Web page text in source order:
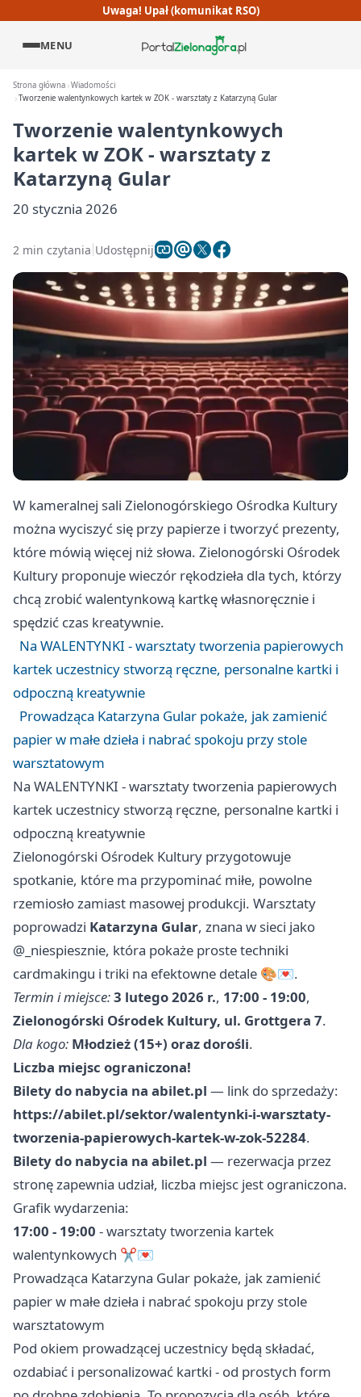
Uwaga! Upał (komunikat RSO)
MENU
Strona główna Wiadomości
Tworzenie walentynkowych kartek w ZOK - warsztaty z Katarzyną Gular
Tworzenie walentynkowych
kartek w ZOK - warsztaty z
Katarzyną Gular
20 stycznia 2026
2 min czytania Udostępnij
W kameralnej sali Zielonogórskiego Ośrodka Kultury
można wyciszyć się przy papierze i tworzyć prezenty,
które mówią więcej niż słowa. Zielonogórski Ośrodek
Kultury proponuje wieczór rękodzieła dla tych, którzy
chcą zrobić walentynkową kartkę własnoręcznie i
spędzić czas kreatywnie.
Na WALENTYNKI - warsztaty tworzenia papierowych
kartek uczestnicy stworzą ręczne, personalne kartki i
odpoczną kreatywnie
Prowadząca Katarzyna Gular pokaże, jak zamienić
papier w małe dzieła i nabrać spokoju przy stole
warsztatowym
Na WALENTYNKI - warsztaty tworzenia papierowych
kartek uczestnicy stworzą ręczne, personalne kartki i
odpoczną kreatywnie
Zielonogórski Ośrodek Kultury przygotowuje
spotkanie, które ma przypominać miłe, powolne
rzemiosło zamiast masowej produkcji. Warsztaty
poprowadzi Katarzyna Gular, znana w sieci jako
@_niespiesznie, która pokaże proste techniki
cardmakingu i triki na efektowne detale 🎨💌.
Termin i miejsce:3 lutego 2026 r., 17:00 - 19:00,
Zielonogórski Ośrodek Kultury, ul. Grottgera 7.
Dla kogo: Młodzież (15+) oraz dorośli.
Liczba miejsc ograniczona!
Bilety do nabycia na abilet.pl — link do sprzedaży:
https://abilet.pl/sektor/walentynki-i-warsztaty-
tworzenia-papierowych-kartek-w-zok-52284.
Bilety do nabycia na abilet.pl — rezerwacja przez
stronę zapewnia udział, liczba miejsc jest ograniczona.
Grafik wydarzenia:
17:00 - 19:00 - warsztaty tworzenia kartek
walentynkowych ✂️💌
Prowadząca Katarzyna Gular pokaże, jak zamienić
papier w małe dzieła i nabrać spokoju przy stole
warsztatowym
Pod okiem prowadzącej uczestnicy będą składać,
ozdabiać i personalizować kartki - od prostych form